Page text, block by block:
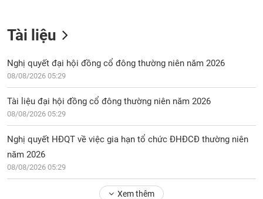
Tài liệu
Nghị quyết đại hội đồng cổ đông thường niên năm 2026
08/08/2026 05:29
Tài liệu đại hội đồng cổ đông thường niên năm 2026
08/08/2026 05:29
Nghị quyết HĐQT về việc gia hạn tổ chức ĐHĐCĐ thường niên
năm 2026
08/08/2026 05:29
Xem thêm